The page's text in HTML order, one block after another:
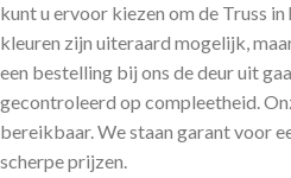
kunt u ervoor kiezen om de Truss
kleuren zijn uiteraard mogelijk,
een bestelling bij ons de deur uit
gecontroleerd op compleetheid.
bereikbaar. We staan garant voor
scherpe prijzen.